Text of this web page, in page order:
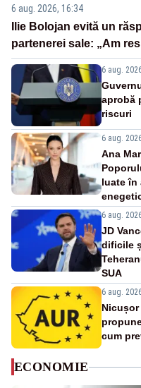
6 aug. 2026, 16:34
Ilie Bolojan evită un
partenerei sale: „Am
6 aug.
aprobă
riscuri
6 aug.
Ana
luate în
6 aug.
JD
dificile
SUA
6 aug.
cum
ECONOMIE